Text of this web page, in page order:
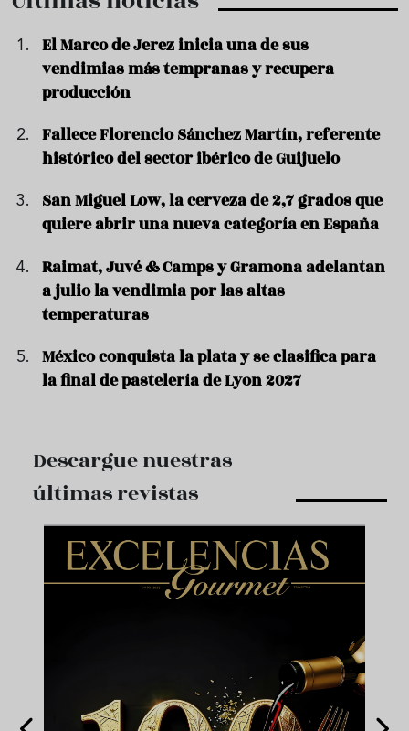
El Marco de Jerez inicia una de sus
vendimias más tempranas y recupera
producción
Fallece Florencio Sánchez Martín, referente
histórico del sector ibérico de Guijuelo
San Miguel Low, la cerveza de 2,7 grados que
quiere abrir una nueva categoría en España
Raimat, Juvé & Camps y Gramona adelantan
a julio la vendimia por las altas
temperaturas
México conquista la plata y se clasifica para
la final de pastelería de Lyon 2027
Descargue nuestras
últimas revistas